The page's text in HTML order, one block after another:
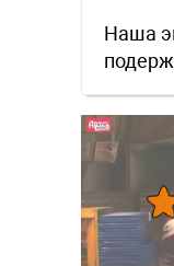
Наша